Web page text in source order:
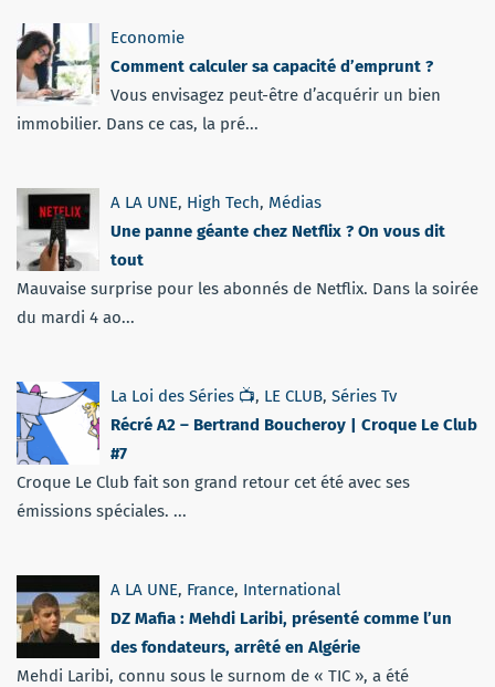
Economie
Comment calculer sa capacité d’emprunt ?
Vous envisagez peut-être d’acquérir un bien
immobilier. Dans ce cas, la pré...
A LA UNE, High Tech, Médias
Une panne géante chez Netflix ? On vous dit
tout
Mauvaise surprise pour les abonnés de Netflix. Dans la soirée
du mardi 4 ao...
La Loi des Séries 📺, LE CLUB, Séries Tv
Récré A2 – Bertrand Boucheroy | Croque Le Club
#7
Croque Le Club fait son grand retour cet été avec ses
émissions spéciales. ...
A LA UNE, France, International
DZ Mafia : Mehdi Laribi, présenté comme l’un
des fondateurs, arrêté en Algérie
Mehdi Laribi, connu sous le surnom de « TIC », a été